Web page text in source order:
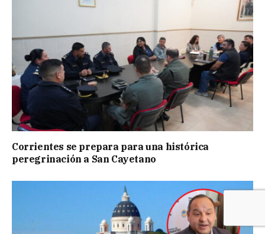
Corrientes se prepara para una histórica
peregrinación a San Cayetano